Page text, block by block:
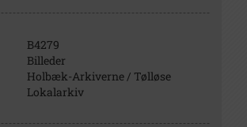
B4279
Billeder
Holbæk-Arkiverne / Tølløse
Lokalarkiv